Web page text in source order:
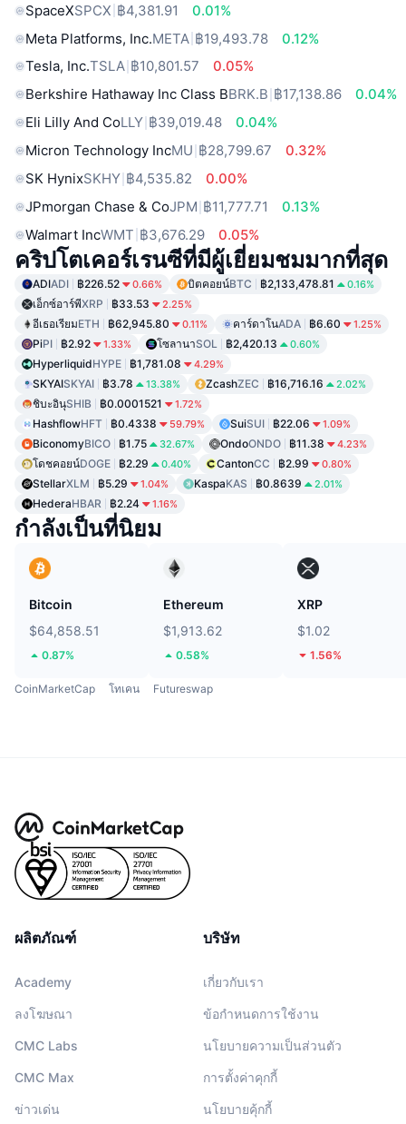
SpaceXSPCX ฿4,381.91
0.01%
Meta Platforms, Inc.META ฿19,493.78
0.12%
Tesla, Inc.TSLA ฿10,801.57
0.05%
Berkshire Hathaway Inc Class BBRK.B ฿17,138.86
0.04%
Eli Lilly And CoLLY ฿39,019.48
0.04%
Micron Technology IncMU ฿28,799.67
0.32%
SK HynixSKHY ฿4,535.82
0.00%
JPmorgan Chase & CoJPM ฿11,777.71
0.13%
Walmart IncWMT ฿3,676.29 0.05%
คริปโตเคอร์เรนซีที่มีผู้เยี่ยมชมมากที่สุด
ADIADI ฿226.52 0.66% บิตคอยน์BTC ฿2,133,478.81 0.16%
เอ็กซ์อาร์พีXRP ฿33.53 2.25%
อีเธอเรียมETH ฿62,945.80 0.11% คาร์ดาโนADA ฿6.60 1.25%
PiPI ฿2.92 1.33% โซลานาSOL ฿2,420.13 0.60%
HyperliquidHYPE ฿1,781.08 4.29%
SKYAISKYAI ฿3.78 13.38% ZcashZEC ฿16,716.16 2.02%
ชิบะอินุSHIB ฿0.0001521 1.72%
HashflowHFT ฿0.4338 59.79% SuiSUI ฿22.06 1.09%
BiconomyBICO ฿1.75 32.67% OndoONDO ฿11.38 4.23%
โดชคอยน์DOGE ฿2.29 0.40% CantonCC ฿2.99 0.80%
StellarXLM ฿5.29 1.04% KaspaKAS ฿0.8639 2.01%
HederaHBAR ฿2.24 1.16%
กำลังเป็นที่นิยม
Bitcoin
$64,858.51
0.87%
Ethereum
$1,913.62
0.58%
XRP
$1.02
1.56%
CoinMarketCap โทเคน Futureswap
ผลิตภัณฑ์
Academy
ลงโฆษณา
CMC Labs
CMC Max
ข่าวเด่น
บริษัท
เกี่ยวกับเรา
ข้อกำหนดการใช้งาน
นโยบายความเป็นส่วนตัว
การตั้งค่าคุกกี้
นโยบายคุ้กกี้